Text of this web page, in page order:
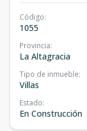
Código:
1055
Provincia:
La Altagracia
Tipo de inmueble:
Villas
Estado:
En Construcción